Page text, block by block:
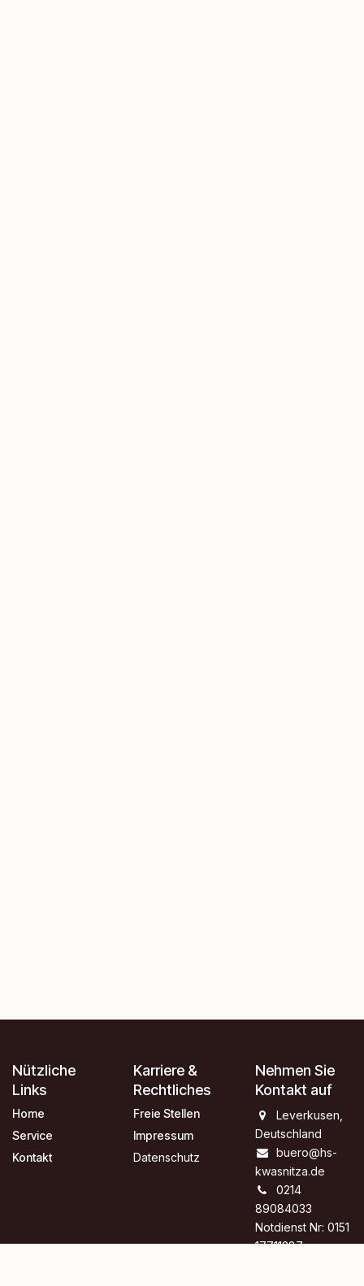
Nützliche
Links
Home
Service
Kontakt
Karriere &
Rechtliches
Freie Stellen
Impressum
Datenschutz
Nehmen Sie
Kontakt auf
Leverkusen,
Deutschland
buero@hs-
kwasnitza.de
0214
89084033
Notdienst Nr: 0151
17711387